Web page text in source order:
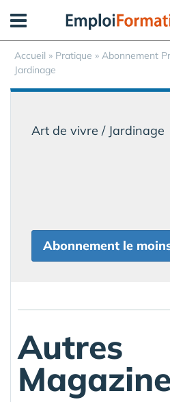
Accueil » Pratique » Abonnement
Jardinage
Art de vivre / Jardinage
Abonnement le
Autres